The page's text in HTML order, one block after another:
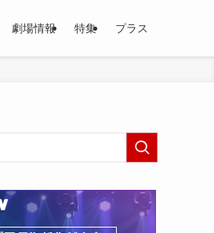
劇場情報 特集 プラス